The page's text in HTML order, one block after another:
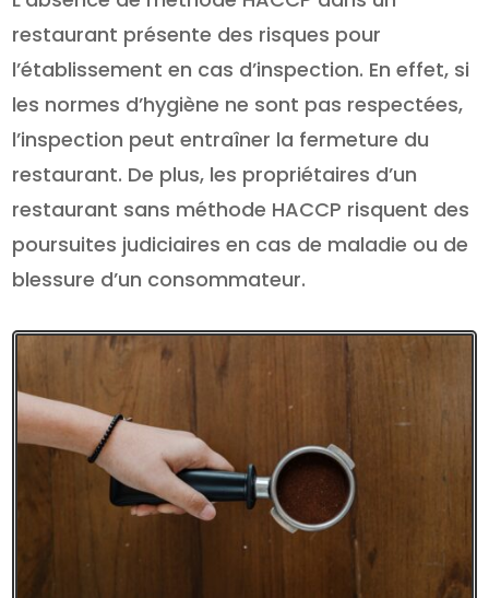
restaurant présente des risques pour
l’établissement en cas d’inspection. En effet, si
les normes d’hygiène ne sont pas respectées,
l’inspection peut entraîner la fermeture du
restaurant. De plus, les propriétaires d’un
restaurant sans méthode HACCP risquent des
poursuites judiciaires en cas de maladie ou de
blessure d’un consommateur.